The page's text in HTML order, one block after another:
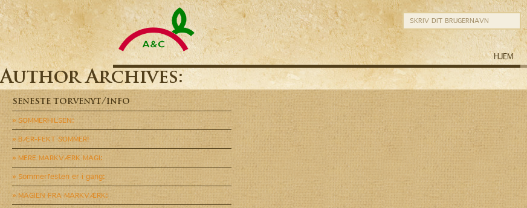
A&C
Catering
A/S
Altid
friske
varer
til
rigtige
priser
HJEM
Author Archives:
seneste torvenyt/info
» SOMMERHILSEN:
» BÆR-FEKT SOMMER!
» MERE MARKVÆRK MAGI:
» Sommerfesten er i gang:
» MAGIEN FRA MARKVÆRK: